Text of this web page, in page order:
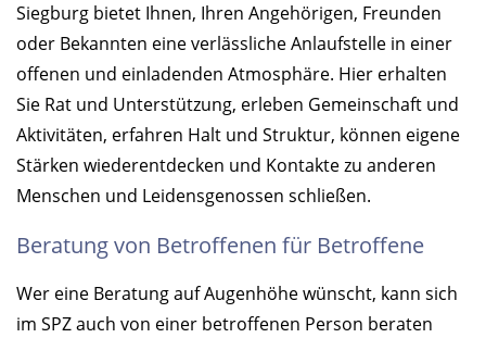
Siegburg bietet Ihnen, Ihren Angehörigen, Freunden
oder Bekannten eine verlässliche Anlaufstelle in einer
offenen und einladenden Atmosphäre. Hier erhalten
Sie Rat und Unterstützung, erleben Gemeinschaft und
Aktivitäten, erfahren Halt und Struktur, können eigene
Stärken wiederentdecken und Kontakte zu anderen
Menschen und Leidensgenossen schließen.
Beratung von Betroffenen für Betroffene
Wer eine Beratung auf Augenhöhe wünscht, kann sich
im SPZ auch von einer betroffenen Person beraten